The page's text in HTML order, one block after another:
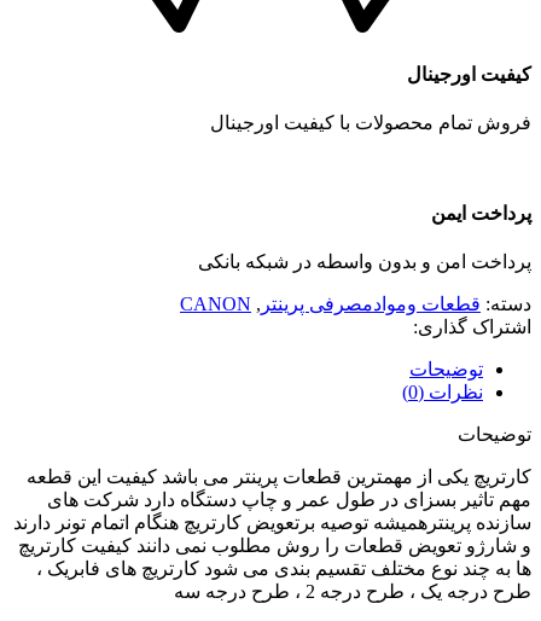
کیفیت اورجینال
فروش تمام محصولات با کیفیت اورجینال
پرداخت ایمن
پرداخت امن و بدون واسطه در شبکه بانکی
دسته: قطعات وموادمصرفی پرینتر ,
CANON
اشتراک گذاری:
توضیحات
نظرات (0)
توضیحات
کارتریچ یکی از مهمترین قطعات پرینتر می باشد کیفیت این قطعه
مهم تاثیر بسزای در طول عمر و چاپ دستگاه دارد شرکت های
سازنده پرینترهمیشه توصیه برتعویض کارتریچ هنگام اتمام تونر دارند
و شارژو تعویض قطعات را روش مطلوب نمی دانند کیفیت کارتریچ
ها به چند نوع مختلف تقسیم بندی می شود کارتریچ های فابریک ،
طرح درجه یک ، طرح درجه 2 ، طرح درجه سه